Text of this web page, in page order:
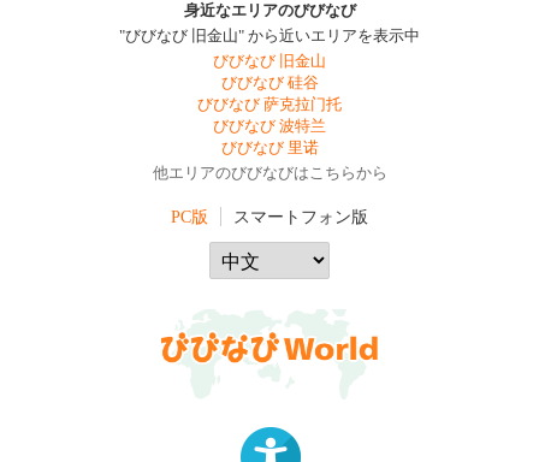
身近なエリアのびびなび
"びびなび 旧金山" から近いエリアを表示中
びびなび 旧金山
びびなび 硅谷
びびなび 萨克拉门托
びびなび 波特兰
びびなび 里诺
他エリアのびびなびはこちらから
PC版 スマートフォン版